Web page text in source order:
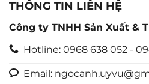
THÔNG TIN LIÊN HỆ
Công ty TNHH Sản Xuất &
Hotline: 0968 638 052 -
Email: